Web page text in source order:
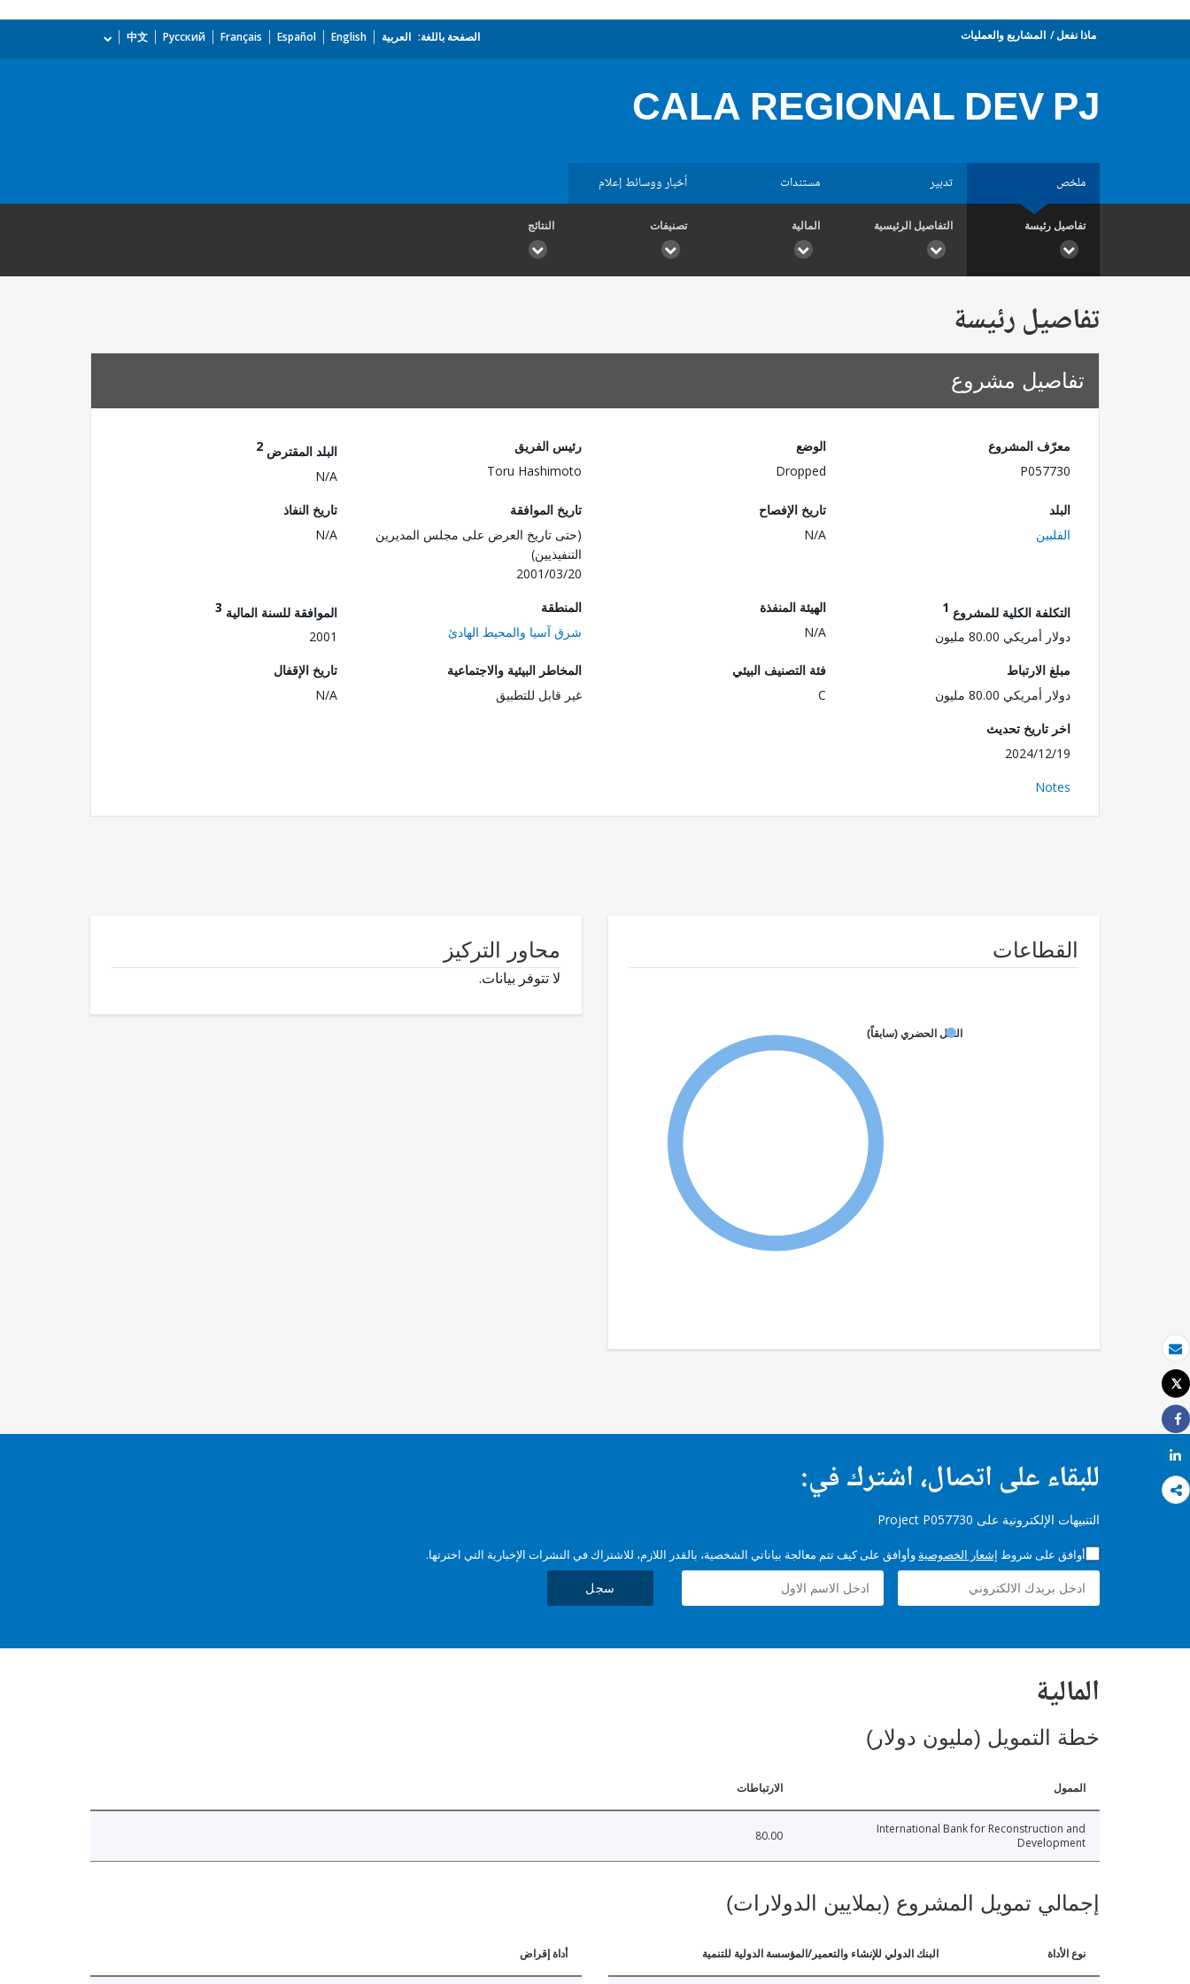
بريد الكتروني
طباعة
Tweet
Share
Share
ماذا نفعل المشاريع والعمليات الصفحة باللغة: العربية English
Español
Français
Русский
中文
CALA REGIONAL DEV PJ
ملخص تدبير مستندات أخبار ووسائط إعلام
تفاصيل رئيسة التفاصيل الرئيسية المالية تصنيفات النتائج
تفاصيل رئيسة
تفاصيل مشروع
معرّف المشروع
P057730
الوضع
Dropped
رئيس الفريق
Toru Hashimoto
البلد المقترض 2
N/A
البلد
الفلبين
تاريخ الإفصاح
N/A
تاريخ الموافقة
(حتى تاريخ العرض على مجلس المديرين
التنفيذيين)
2001/03/20
تاريخ النفاذ
N/A
التكلفة الكلية للمشروع 1
دولار أمريكي 80.00 مليون
الهيئة المنفذة
N/A
المنطقة
شرق آسيا والمحيط الهادئ
الموافقة للسنة المالية 3
2001
مبلغ الارتباط
دولار أمريكي 80.00 مليون
فئة التصنيف البيئي
C
المخاطر البيئية والاجتماعية
غير قابل للتطبيق
تاريخ الإقفال
N/A
اخر تاريخ تحديث
2024/12/19
Notes
القطاعات
النقل الحضري (سابقاً)
محاور التركيز
لا تتوفر بيانات.
للبقاء على اتصال، اشترك في:
التنبيهات الإلكترونية على Project P057730
أوافق على شروط إشعار الخصوصية وأوافق على كيف تتم معالجة بياناتي الشخصية، بالقدر اللازم، للاشتراك في النشرات الإخبارية التي اخترتها.
سجل
المالية
خطة التمويل (مليون دولار)
الممول الارتباطات
International Bank for Reconstruction and
Development
80.00
إجمالي تمويل المشروع (بملايين الدولارات)
نوع الأداة البنك الدولي للإنشاء والتعمير/المؤسسة الدولية للتنمية أداة إقراض